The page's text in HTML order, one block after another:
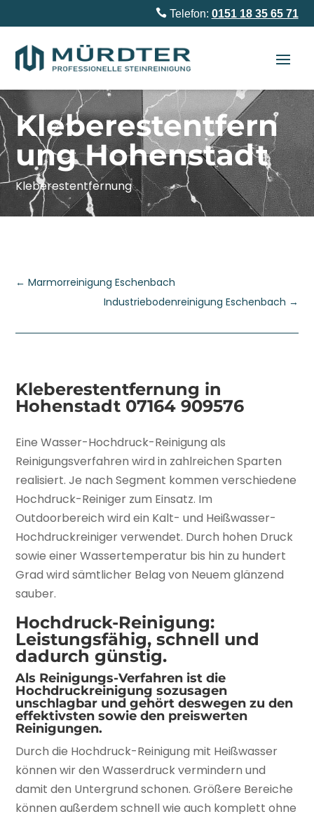
Telefon: 0151 18 35 65 71
Kleberestentfern
ung Hohenstadt
Kleberestentfernung
←Marmorreinigung Eschenbach
Industriebodenreinigung Eschenbach →
Kleberestentfernung in
Hohenstadt 07164 909576
Eine Wasser-Hochdruck-Reinigung als
Reinigungsverfahren wird in zahlreichen Sparten
realisiert. Je nach Segment kommen verschiedene
Hochdruck-Reiniger zum Einsatz. Im
Outdoorbereich wird ein Kalt- und Heißwasser-
Hochdruckreiniger verwendet. Durch hohen Druck
sowie einer Wassertemperatur bis hin zu hundert
Grad wird sämtlicher Belag von Neuem glänzend
sauber.
Hochdruck-Reinigung:
Leistungsfähig, schnell und
dadurch günstig.
Als Reinigungs-Verfahren ist die
Hochdruckreinigung sozusagen
unschlagbar und gehört deswegen zu den
effektivsten sowie den preiswerten
Reinigungen.
Durch die Hochdruck-Reinigung mit Heißwasser
können wir den Wasserdruck vermindern und
damit den Untergrund schonen. Größere Bereiche
können außerdem schnell wie auch komplett ohne